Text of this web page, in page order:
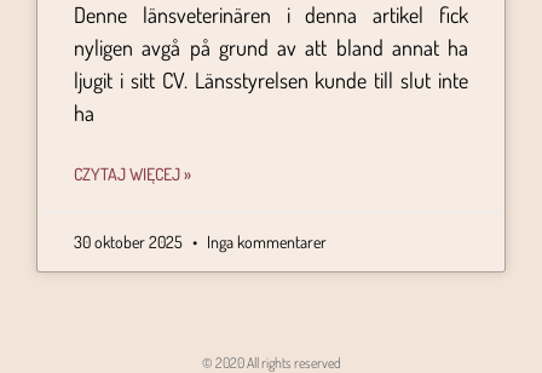
Denne länsveterinären i denna artikel fick
nyligen avgå på grund av att bland annat ha
ljugit i sitt CV. Länsstyrelsen kunde till slut inte
ha
CZYTAJ WIĘCEJ »
30 oktober 2025 Inga kommentarer
© 2020 All rights reserved